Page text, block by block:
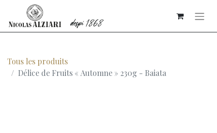
Tous les produits
Délice de Fruits « Automne » 230g - Baiata